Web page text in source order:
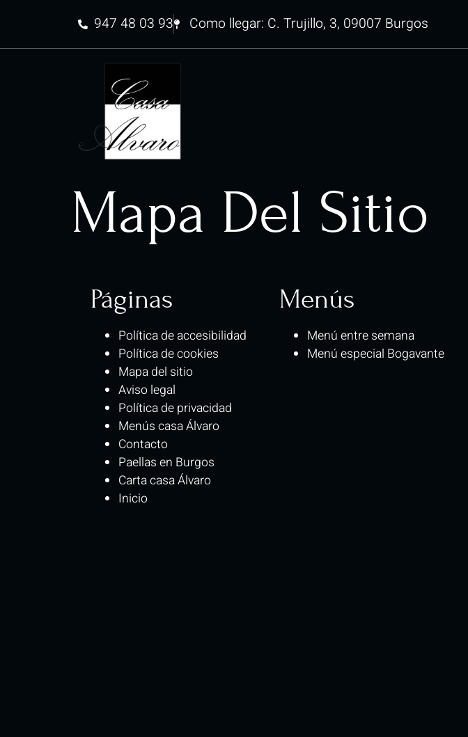
947 48 03 93 Como llegar: C. Trujillo, 3, 09007 Burgos
Mapa Del Sitio
Páginas
Política de accesibilidad
Política de cookies
Mapa del sitio
Aviso legal
Política de privacidad
Menús casa Álvaro
Contacto
Paellas en Burgos
Carta casa Álvaro
Inicio
Menús
Menú entre semana​
Menú especial Bogavante